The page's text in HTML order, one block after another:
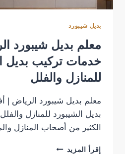
بديل شيبورد
معلم بديل شيبورد
خدمات تركيب بديل
للمنازل والفلل
معلم بديل شيبورد الرياض
بديل الشيبورد للمنازل
الكثير من أصحاب المنازل
إقرأ المزيد معلم